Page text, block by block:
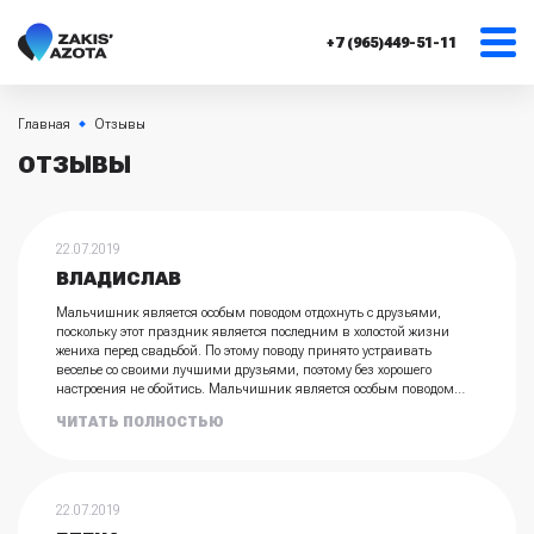
+7 (965)449-51-11
Главная Отзывы
ОТЗЫВЫ
ВЛАДИСЛАВ
22.07.2019
Мальчишник является особым поводом отдохнуть с друзьями,
поскольку этот праздник является последним в холостой жизни
жениха перед свадьбой. По этому поводу принято устраивать
веселье со своими лучшими друзьями, поэтому без хорошего
настроения не обойтись. Мальчишник является особым поводом
в холостой жизни жениха перед свадьбой. Мальчишник является
этому поводу принято устраивать веселье со своими лучшими
ЧИТАТЬ ПОЛНОСТЬЮ
22.07.2019